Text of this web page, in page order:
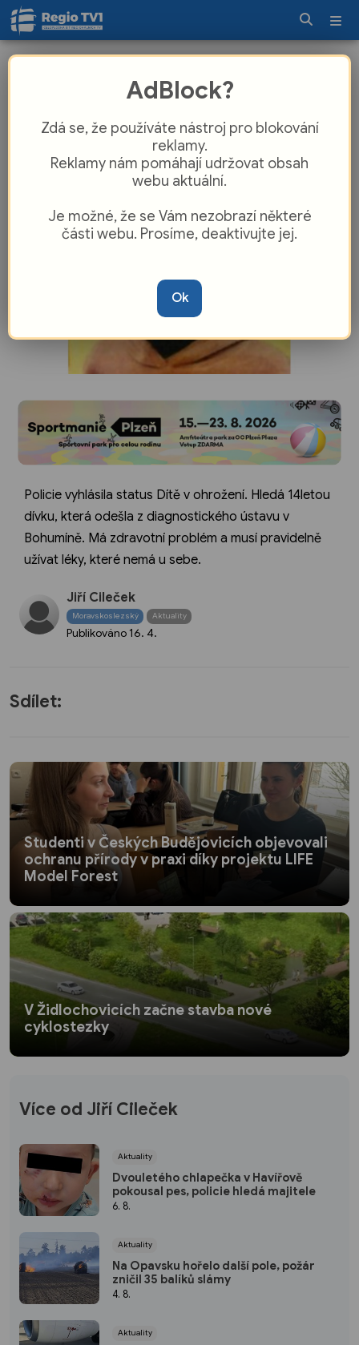
dívka odešla z diagnostického ústavu
Policie vyhlásila status Dítě v ohrožení. Hledá 14letou
dívku, která odešla z diagnostického ústavu v
Bohumíně. Má zdravotní problém a musí pravidelně
užívat léky, které nemá u sebe.
Jiří Cileček
Moravskoslezský Aktuality
Publikováno 16. 4.
Sdílet:
Studenti v Českých Budějovicích objevovali
ochranu přírody v praxi díky projektu LIFE
Model Forest
V Židlochovicích začne stavba nové
cyklostezky
Více od Jiří Cileček
Aktuality
Dvouletého chlapečka v Havířově
pokousal pes, policie hledá majitele
6. 8.
Aktuality
Na Opavsku hořelo další pole, požár
zničil 35 balíků slámy
4. 8.
Aktuality
AdBlock?
Zdá se, že používáte nástroj pro blokování
reklamy.
Reklamy nám pomáhají udržovat obsah
webu aktuální.
Je možné, že se Vám nezobrazí některé
části webu. Prosíme, deaktivujte jej.
Ok